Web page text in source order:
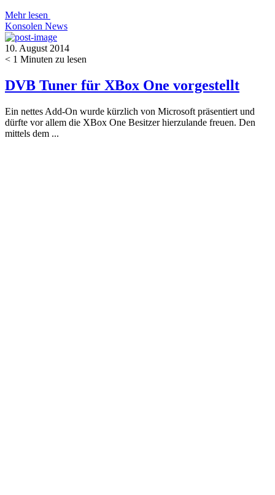
Mehr lesen
Konsolen News
10. August 2014
< 1 Minuten zu lesen
DVB Tuner für XBox One vorgestellt
Ein nettes Add-On wurde kürzlich von Microsoft präsentiert und
dürfte vor allem die XBox One Besitzer hierzulande freuen. Den
mittels dem ...